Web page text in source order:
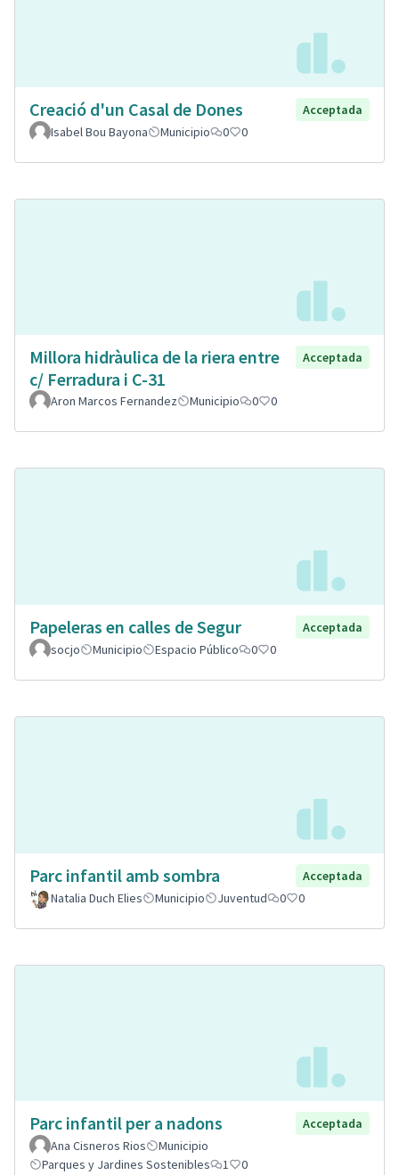
Creació d'un Casal de Dones
Acceptada
Isabel Bou Bayona
Municipio 0 0
Millora hidràulica de la riera entre
c/ Ferradura i C-31
Acceptada
Aron Marcos Fernandez Municipio 0 0
Papeleras en calles de Segur
Acceptada
socjo
Municipio Espacio Público 0 0
Parc infantil amb sombra
Acceptada
Natalia Duch Elies
Municipio Juventud 0 0
Parc infantil per a nadons
Acceptada
Ana Cisneros Rios
Municipio
Parques y Jardines Sostenibles
1 0